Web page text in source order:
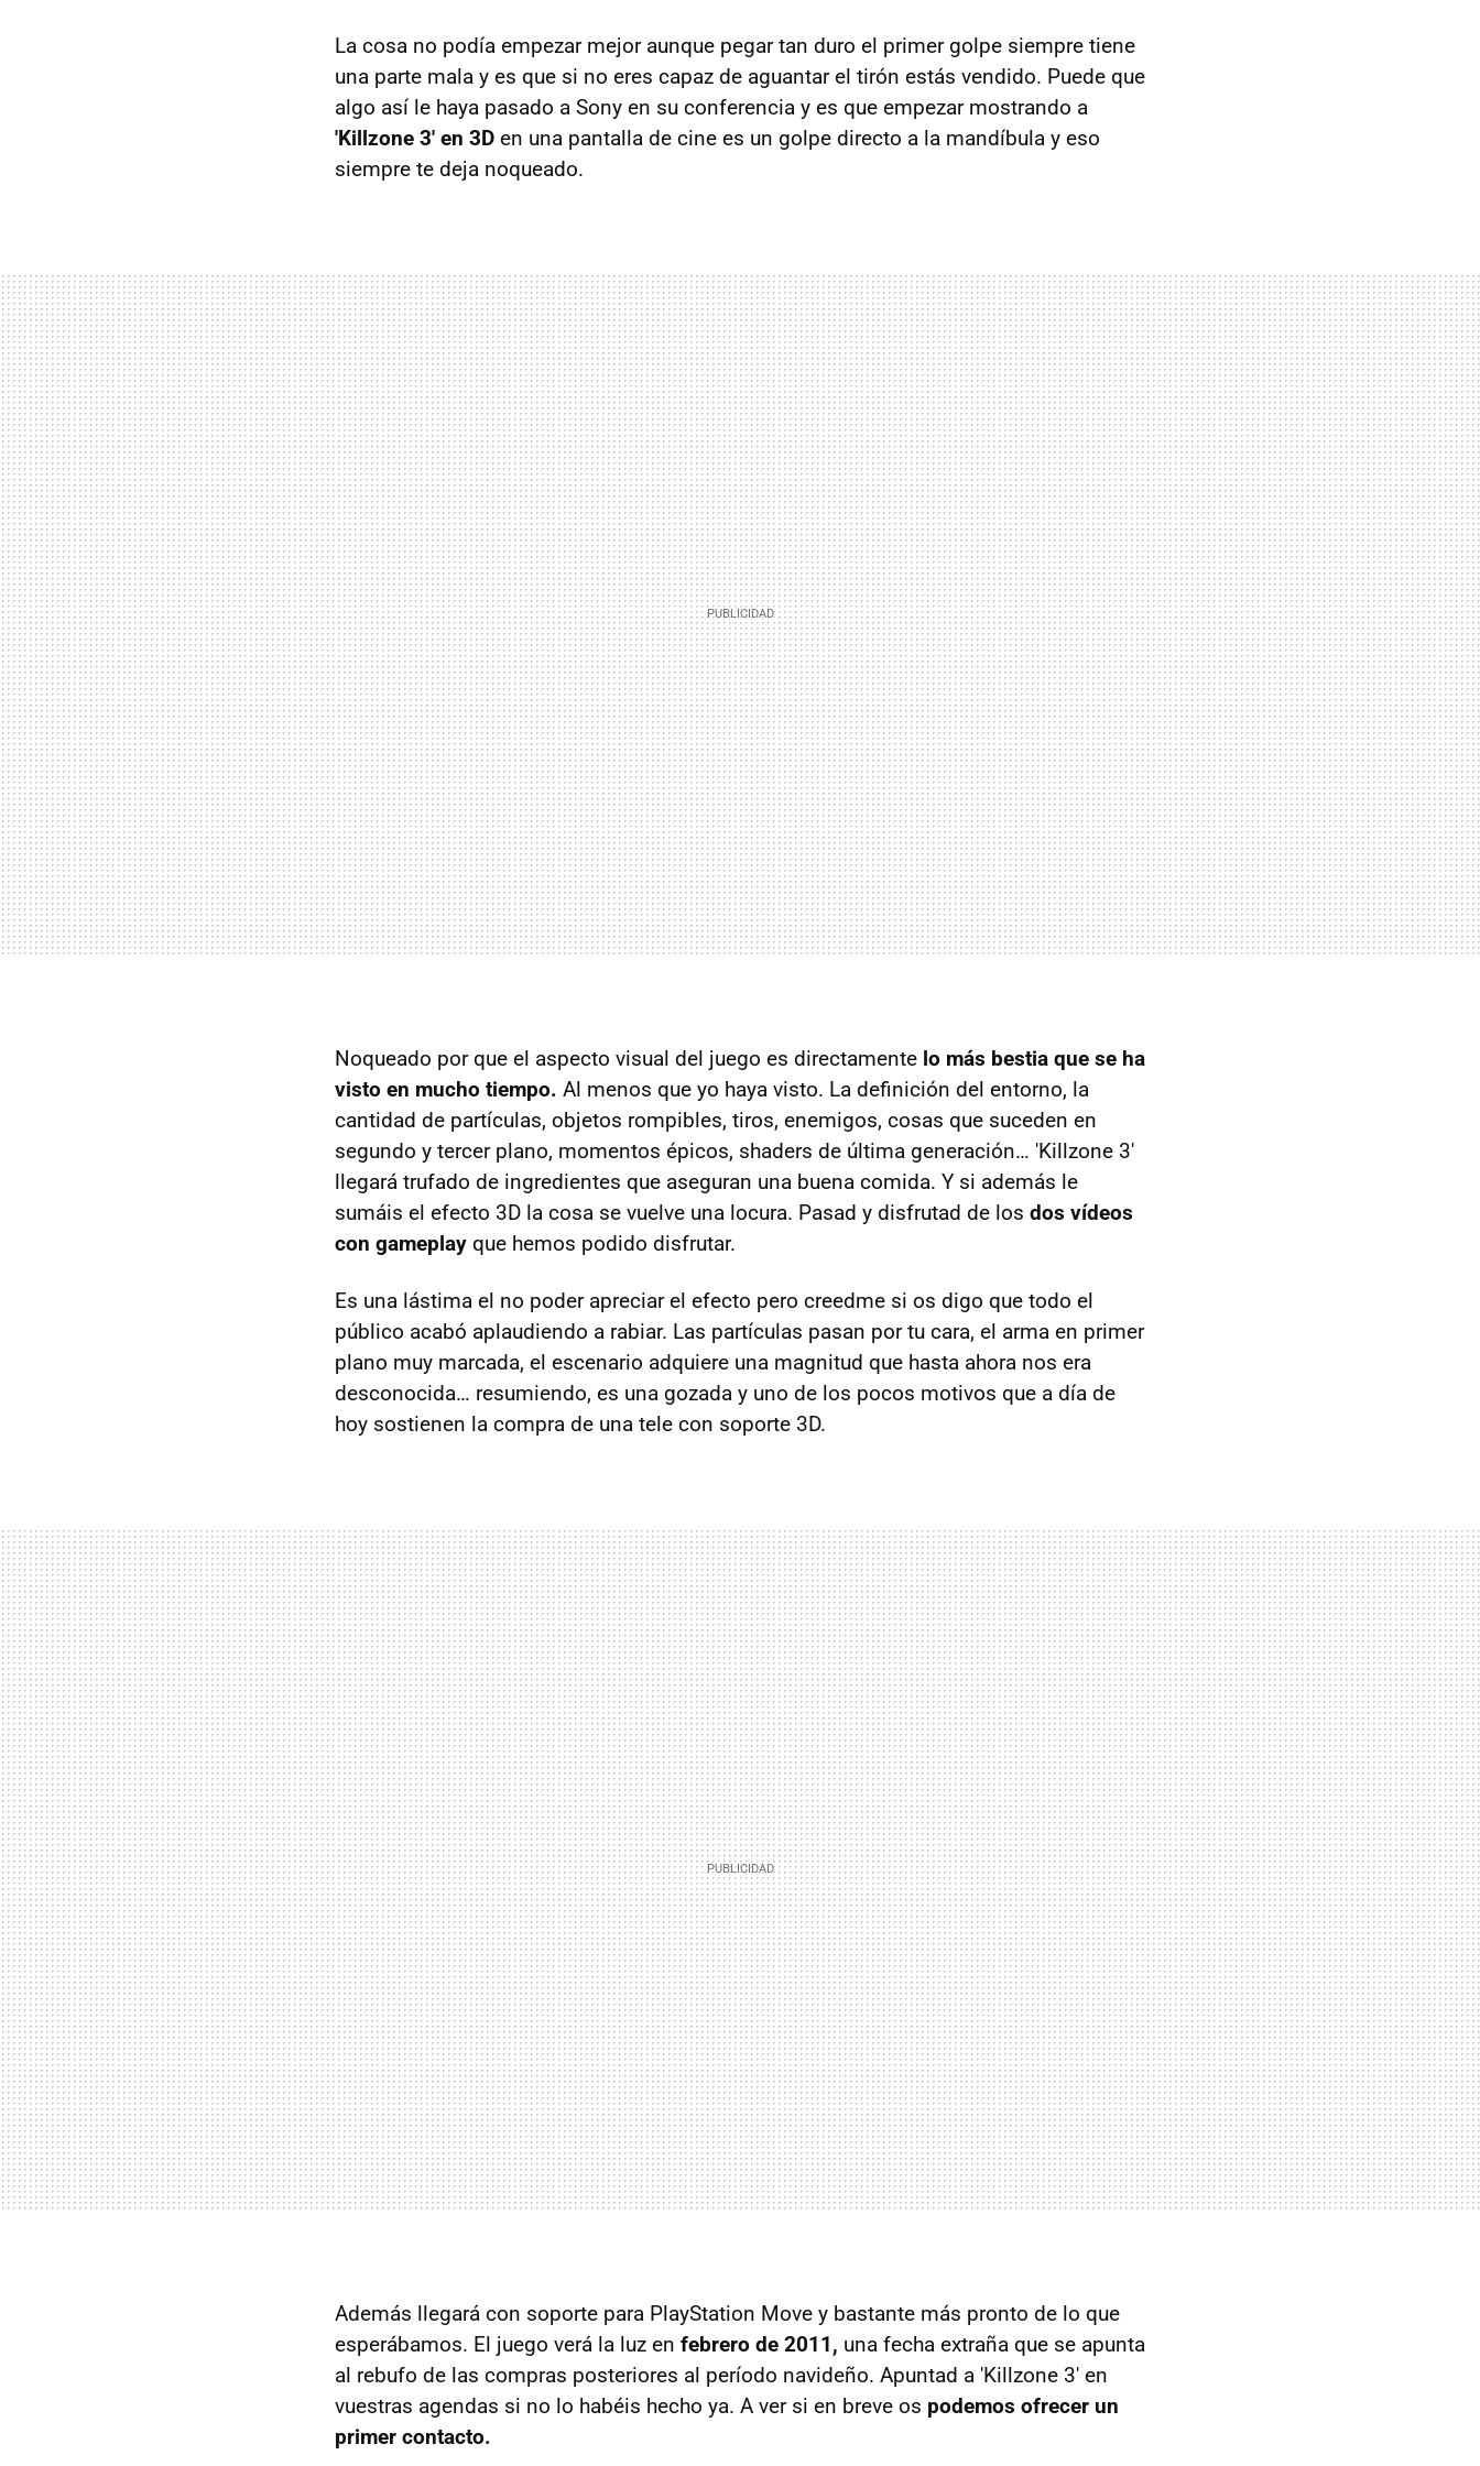
La cosa no podía empezar mejor aunque pegar tan duro el primer golpe siempre tiene
una parte mala y es que si no eres capaz de aguantar el tirón estás vendido. Puede que
algo así le haya pasado a Sony en su conferencia y es que empezar mostrando a
'Killzone 3' en 3D en una pantalla de cine es un golpe directo a la mandíbula y eso
siempre te deja noqueado.
Noqueado por que el aspecto visual del juego es directamente lo más bestia que se ha
visto en mucho tiempo. Al menos que yo haya visto. La definición del entorno, la
cantidad de partículas, objetos rompibles, tiros, enemigos, cosas que suceden en
segundo y tercer plano, momentos épicos, shaders de última generación… 'Killzone 3'
llegará trufado de ingredientes que aseguran una buena comida. Y si además le
sumáis el efecto 3D la cosa se vuelve una locura. Pasad y disfrutad de los dos vídeos
con gameplay que hemos podido disfrutar.
Es una lástima el no poder apreciar el efecto pero creedme si os digo que todo el
público acabó aplaudiendo a rabiar. Las partículas pasan por tu cara, el arma en primer
plano muy marcada, el escenario adquiere una magnitud que hasta ahora nos era
desconocida… resumiendo, es una gozada y uno de los pocos motivos que a día de
hoy sostienen la compra de una tele con soporte 3D.
Además llegará con soporte para PlayStation Move y bastante más pronto de lo que
esperábamos. El juego verá la luz en febrero de 2011, una fecha extraña que se apunta
al rebufo de las compras posteriores al período navideño. Apuntad a 'Killzone 3' en
vuestras agendas si no lo habéis hecho ya. A ver si en breve os podemos ofrecer un
primer contacto.